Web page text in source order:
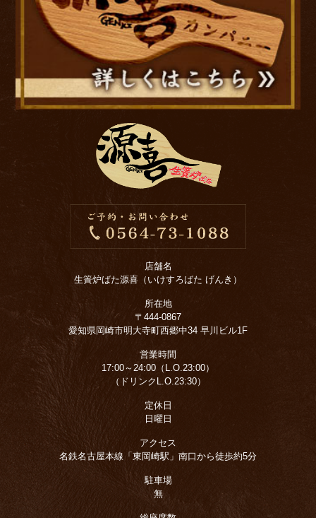
店舗名
生簀炉ばた源喜（いけすろばた げんき）
所在地
〒444-0867
愛知県岡崎市明大寺町西郷中34 早川ビル1F
営業時間
17:00～24:00（L.O.23:00）
（ドリンクL.O.23:30）
定休日
日曜日
アクセス
名鉄名古屋本線「東岡崎駅」南口から徒歩約5分
駐車場
無